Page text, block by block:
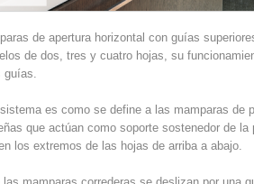
de apertura horizontal con guías
de dos, tres y cuatro hojas, su
guías.
es como se define a las mamparas de
que actúan como soporte sostenedor de
los extremos de las hojas de arriba a abajo.